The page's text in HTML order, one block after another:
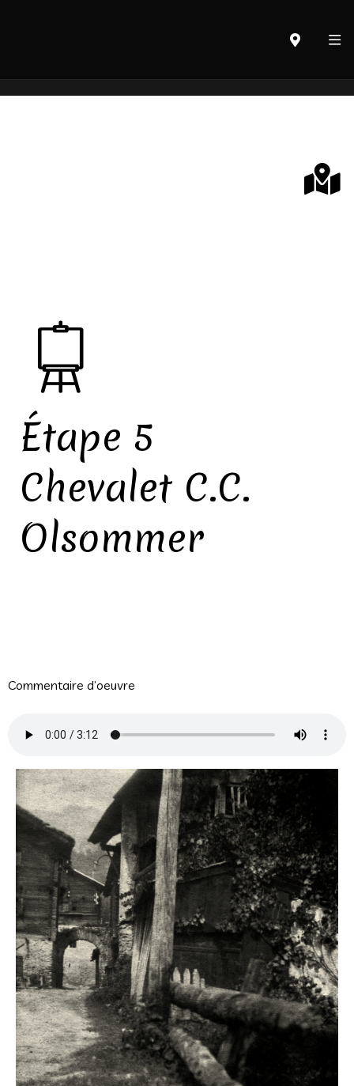
Étape 5
Chevalet C.C.
Olsommer
Commentaire d’oeuvre